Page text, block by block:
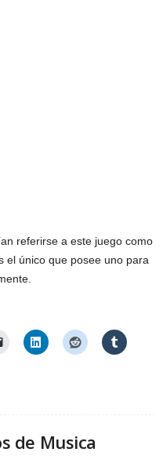
referirse a este juego como
el único que posee uno para
de Musica